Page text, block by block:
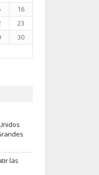
16
23
30
las